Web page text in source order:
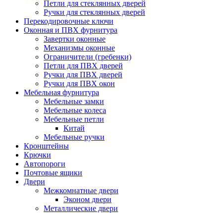
Петли для стеклянных дверей
Ручки для стеклянных дверей
Перекодировочные ключи
Оконная и ПВХ фурнитура
Завертки оконные
Механизмы оконные
Ограничители (гребенки)
Петли для ПВХ дверей
Ручки для ПВХ дверей
Ручки для ПВХ окон
Мебельная фурнитура
Мебельные замки
Мебельные колеса
Мебельные петли
Китай
Мебельные ручки
Кронштейны
Крючки
Автопороги
Почтовые ящики
Двери
Межкомнатные двери
Эконом двери
Металлические двери